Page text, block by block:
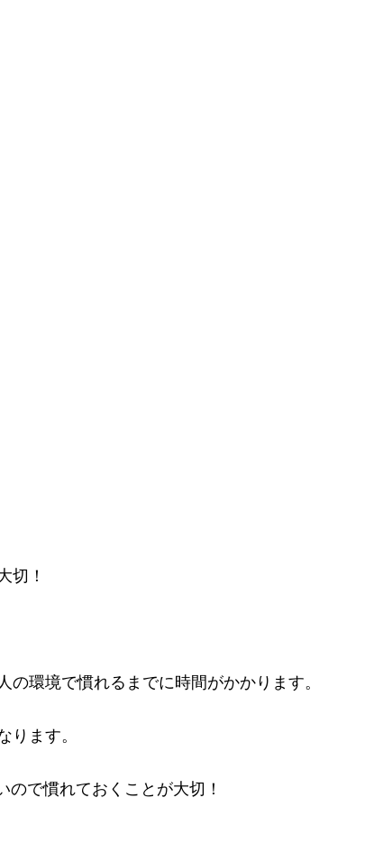
切！
環境で慣れるまでに時間がかかります。
ります。
ので慣れておくことが大切！